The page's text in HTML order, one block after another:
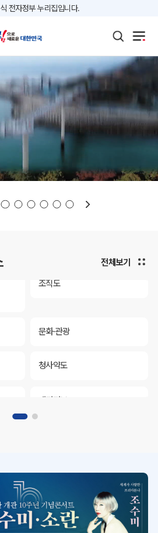
전자정부 누리집입니다.
재정정보
조직도
문화·관광
청사약도
재정정보
조직도
전체보기